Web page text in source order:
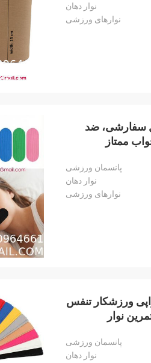
نوار دهان
نوارهای ورزشی
سفارشی، ضد
ممتاز
پانسمان ورزشی
نوار دهان
نوارهای ورزشی
ورزشکار تنفس
نوار
پانسمان ورزشی
نوار دهان